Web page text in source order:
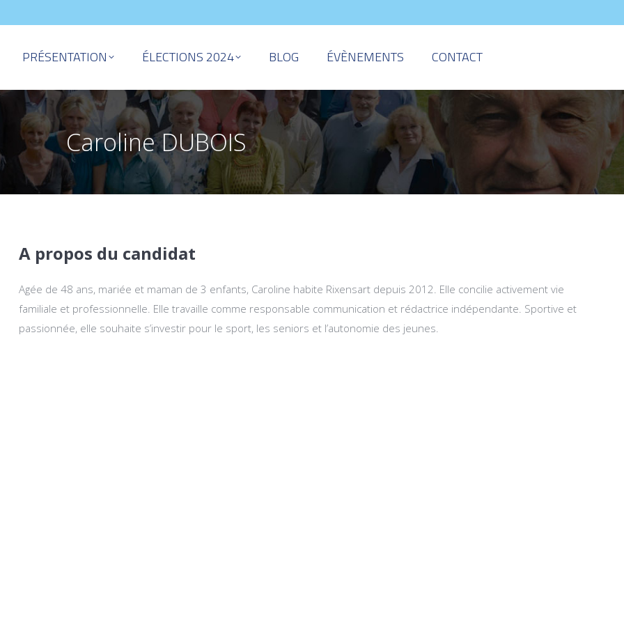
PRÉSENTATION ÉLECTIONS 2024 BLOG ÉVÈNEMENTS CONTACT
Caroline DUBOIS
A propos du candidat
Agée de 48 ans, mariée et maman de 3 enfants, Caroline habite Rixensart depuis 2012. Elle concilie activement vie
familiale et professionnelle. Elle travaille comme responsable communication et rédactrice indépendante. Sportive et
passionnée, elle souhaite s’investir pour le sport, les seniors et l’autonomie des jeunes.